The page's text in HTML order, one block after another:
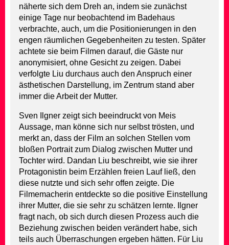
näherte sich dem Dreh an, indem sie zunächst
einige Tage nur beobachtend im Badehaus
verbrachte, auch, um die Positionierungen in den
engen räumlichen Gegebenheiten zu testen. Später
achtete sie beim Filmen darauf, die Gäste nur
anonymisiert, ohne Gesicht zu zeigen. Dabei
verfolgte Liu durchaus auch den Anspruch einer
ästhetischen Darstellung, im Zentrum stand aber
immer die Arbeit der Mutter.
Sven Ilgner zeigt sich beeindruckt von Meis
Aussage, man könne sich nur selbst trösten, und
merkt an, dass der Film an solchen Stellen vom
bloßen Portrait zum Dialog zwischen Mutter und
Tochter wird. Dandan Liu beschreibt, wie sie ihrer
Protagonistin beim Erzählen freien Lauf ließ, den
diese nutzte und sich sehr offen zeigte. Die
Filmemacherin entdeckte so die positive Einstellung
ihrer Mutter, die sie sehr zu schätzen lernte. Ilgner
fragt nach, ob sich durch diesen Prozess auch die
Beziehung zwischen beiden verändert habe, sich
teils auch Überraschungen ergeben hätten. Für Liu